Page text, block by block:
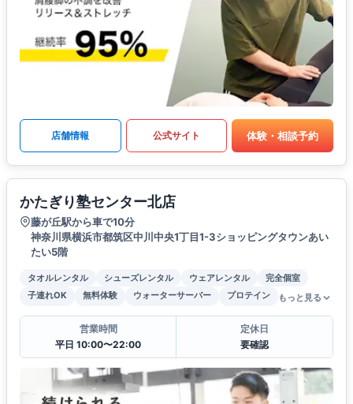
店舗情報 公式サイト 体験・相談予約
かたぎり塾センター北店
藤が丘駅から車で10分
神奈川県横浜市都筑区中川中央1丁目1-3ショッピングタウンあい
たい5階
タオルレンタル シューズレンタル ウェアレンタル
完全個室
子連れOK
無料体験 ウォーターサーバー プロテイン もっと見る
営業時間
平日 10:00〜22:00
定休日
要確認